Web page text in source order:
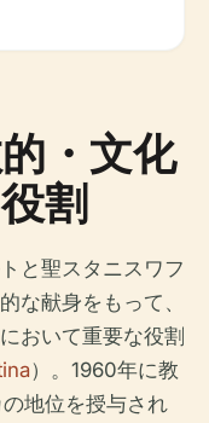
・文化
割
と聖スタニスワフ
な献身をもって、
おいて重要な役割
）。1960年に教
地位を授与され